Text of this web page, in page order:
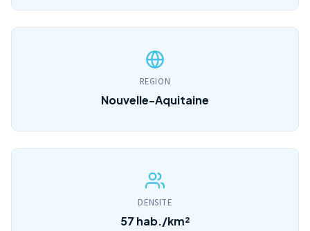
REGION
Nouvelle-Aquitaine
DENSITE
57 hab./km²